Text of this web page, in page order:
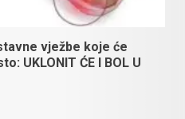
vježbe koje će
UKLONIT ĆE I BOL U